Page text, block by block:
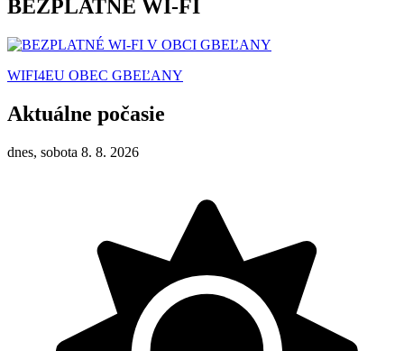
BEZPLATNÉ WI-FI
WIFI4EU OBEC GBEĽANY
Aktuálne počasie
dnes, sobota 8. 8. 2026